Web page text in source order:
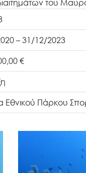
του
– 31/12/2023
€
Εθνικού Πάρκου